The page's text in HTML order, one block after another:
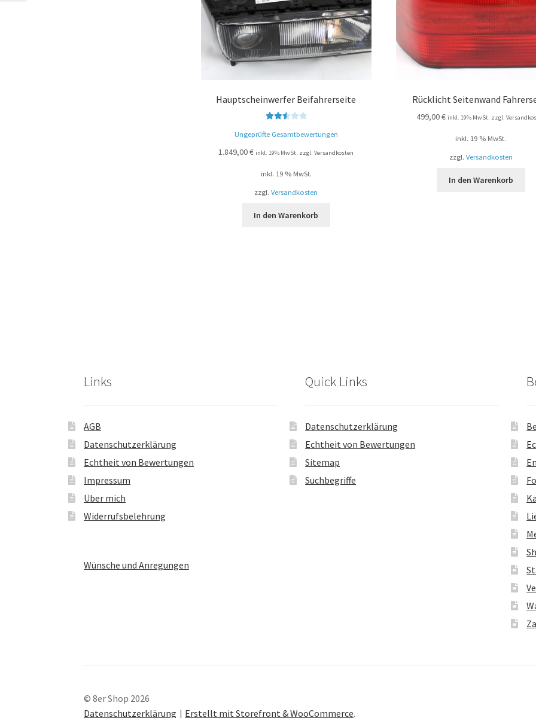
Hauptscheinwerfer Beifahrerseite
et mit
2.53
Ungeprüfte Gesamtbewertungen
1.849,00€ inkl. 19% MwSt. zzgl. Versandkosten
inkl. 19 % MwSt.
zzgl.Versandkosten
In den Warenkorb
Rücklicht Seitenwand
499,00€ inkl. 19% MwSt. zzgl.
inkl. 19 % MwSt.
zzgl. Versandkosten
In den Warenkorb
Links
AGB
Datenschutzerklärung
Echtheit von Bewertungen
Impressum
Über mich
Widerrufsbelehrung
Wünsche und Anregungen
Quick Links
Datenschutzerklärung
Echtheit von Bewertungen
Sitemap
Suchbegriffe
© 8er Shop 2026
Datenschutzerklärung
Erstellt mit Storefront & WooCommerce.